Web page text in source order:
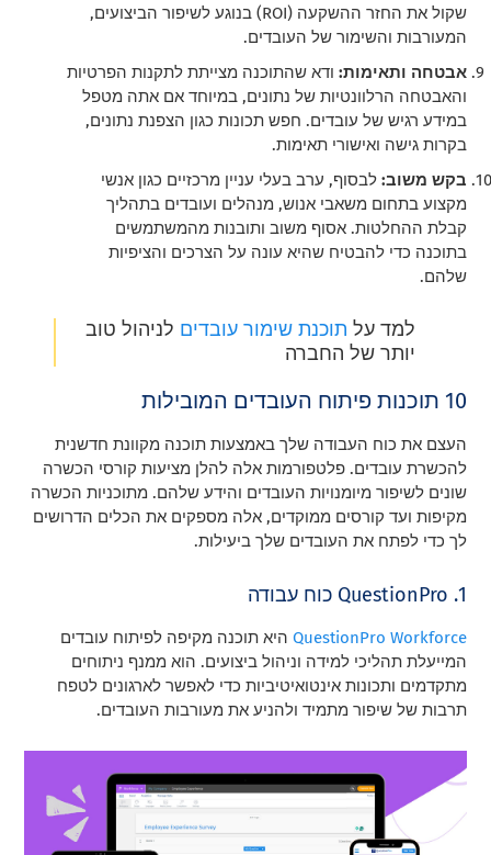
שקול את החזר ההשקעה (ROI) בנוגע לשיפור הביצועים,
המעורבות והשימור של העובדים.
אבטחה ותאימות: ודא שהתוכנה מצייתת לתקנות הפרטיות
והאבטחה הרלוונטיות של נתונים, במיוחד אם אתה מטפל
במידע רגיש של עובדים. חפש תכונות כגון הצפנת נתונים,
בקרות גישה ואישורי תאימות.
בקש משוב:לבסוף, ערב בעלי עניין מרכזיים כגון אנשי
מקצוע בתחום משאבי אנוש, מנהלים ועובדים בתהליך
קבלת ההחלטות. אסוף משוב ותובנות מהמשתמשים
בתוכנה כדי להבטיח שהיא עונה על הצרכים והציפיות
שלהם.
למד על תוכנת שימור עובדים לניהול טוב
יותר של החברה
10 תוכנות פיתוח העובדים המובילות
העצם את כוח העבודה שלך באמצעות תוכנה מקוונת חדשנית
להכשרת עובדים. פלטפורמות אלה להלן מציעות קורסי הכשרה
שונים לשיפור מיומנויות העובדים והידע שלהם. מתוכניות הכשרה
מקיפות ועד קורסים ממוקדים, אלה מספקים את הכלים הדרושים
לך כדי לפתח את העובדים שלך ביעילות.
1. QuestionPro כוח עבודה
QuestionPro Workforce היא תוכנה מקיפה לפיתוח עובדים
המייעלת תהליכי למידה וניהול ביצועים. הוא ממנף ניתוחים
מתקדמים ותכונות אינטואיטיביות כדי לאפשר לארגונים לטפח
תרבות של שיפור מתמיד ולהניע את מעורבות העובדים.